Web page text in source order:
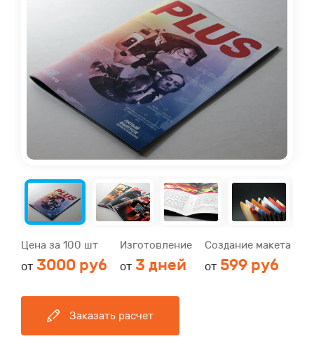
Цена за 100 шт
от 3000 руб
Изготовление
от 3 дней
Создание макета
от 599 руб
Заказать расчет